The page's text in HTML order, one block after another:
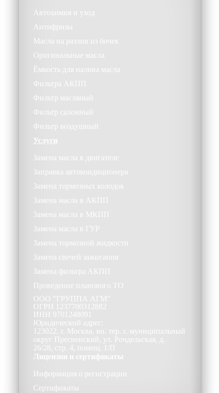
Автохимия и уход
Антифризы
Масла на разлив из бочек
Оригинальные масла
Ёмкость для налива масла
Фильтра АКПП
Фильтр масляный
Фильтр салонный
Фильтр воздушный
Услуги
Замена масла в двигателе
Заправка автокондиционера
Замена тормозных колодок
Замена масла в АКПП
Замена масла в МКПП
Замена масла в ГУР
Замена тормозной жидкости
Замена свечей зажигания
Замена фильтра АКПП
Проведение планового ТО
ООО "ГРУППА АГМ"
ОГРН 1237700312882
ИНН 9701248091
Юридический адрес:
123022, г. Москва, вн. тер. г. муниципальный
округ Пресненский, ул. Рочдельская, д.
26/28, стр. 4, помещ. 1/П
Лицензии и сертификаты
Информация о регистрации
Сертификаты